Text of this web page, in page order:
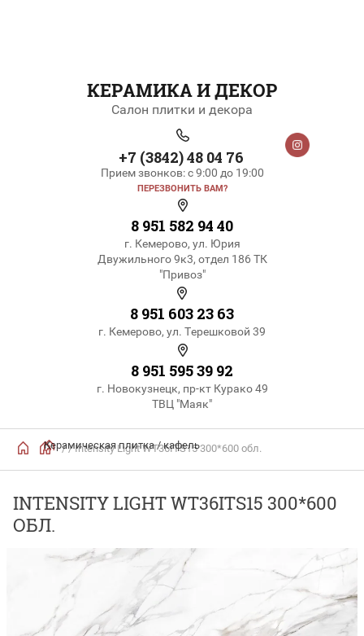
КЕРАМИКА И ДЕКОР
Салон плитки и декора
+7 (3842) 48 04 76
Прием звонков: с 9:00 до 19:00
ПЕРЕЗВОНИТЬ ВАМ?
8 951 582 94 40
г. Кемерово, ул. Юрия
Двужильного 9к3, отдел 186 ТК
"Привоз"
8 951 603 23 63
г. Кемерово, ул. Терешковой 39
8 951 595 39 92
г. Новокузнецк, пр-кт Курако 49
ТВЦ "Маяк"
/
Керамическая плитка / кафель
/ Intensity Light WT36ITS15 300*600 обл.
INTENSITY LIGHT WT36ITS15 300*600
ОБЛ.